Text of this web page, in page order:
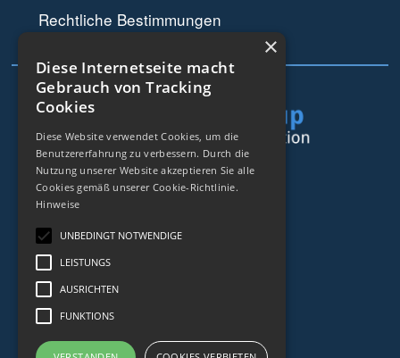
Rechtliche Bestimmungen
44 rue de Lisbonne
Diese Internetseite macht
Gebrauch von Tracking
Cookies
Diese Website verwendet Cookies, um die
Benutzererfahrung zu verbessern. Durch die
Nutzung unserer Website akzeptieren Sie alle
Cookies gemäß unserer Cookie-Richtlinie.
Hinweise
UNBEDINGT NOTWENDIGE
LEISTUNGS
AUSRICHTEN
FUNKTIONS
×